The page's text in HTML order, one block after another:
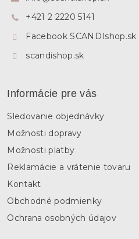
+421 2 2220 5141
Facebook SCANDIshop.sk
scandishop.sk
Informácie pre vás
Sledovanie objednávky
Možnosti dopravy
Možnosti platby
Reklamácie a vrátenie tovaru
Kontakt
Obchodné podmienky
Ochrana osobných údajov